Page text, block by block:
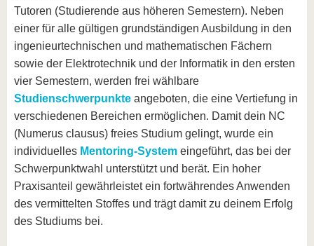
Tutoren (Studierende aus höheren Semestern). Neben
einer für alle gültigen grundständigen Ausbildung in den
ingenieurtechnischen und mathematischen Fächern
sowie der Elektrotechnik und der Informatik in den ersten
vier Semestern, werden frei wählbare
Studienschwerpunkte angeboten, die eine Vertiefung in
verschiedenen Bereichen ermöglichen. Damit dein NC
(Numerus clausus) freies Studium gelingt, wurde ein
individuelles Mentoring-System eingeführt, das bei der
Schwerpunktwahl unterstützt und berät. Ein hoher
Praxisanteil gewährleistet ein fortwährendes Anwenden
des vermittelten Stoffes und trägt damit zu deinem Erfolg
des Studiums bei.